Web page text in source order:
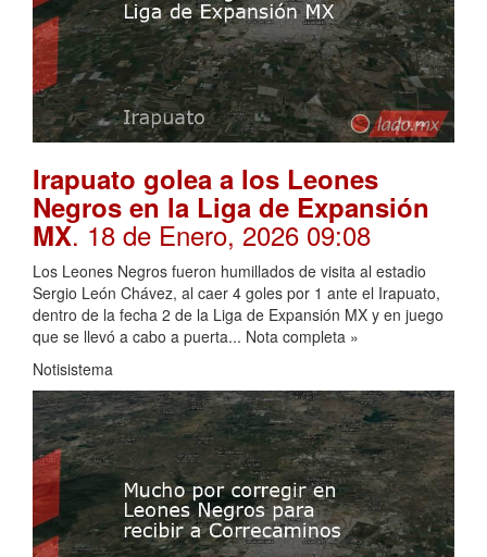
Irapuato golea a los Leones
Negros en la Liga de Expansión
MX. 18 de Enero, 2026 09:08
Los Leones Negros fueron humillados de visita al estadio
Sergio León Chávez, al caer 4 goles por 1 ante el Irapuato,
dentro de la fecha 2 de la Liga de Expansión MX y en juego
que se llevó a cabo a puerta... Nota completa »
Notisistema